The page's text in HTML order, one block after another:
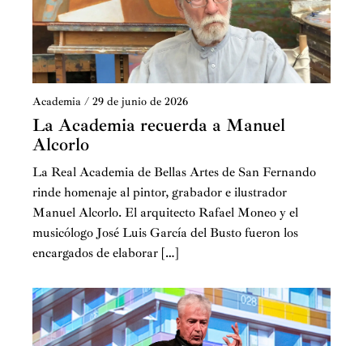
Academia / 29 de junio de 2026
La Academia recuerda a Manuel
Alcorlo
La Real Academia de Bellas Artes de San Fernando
rinde homenaje al pintor, grabador e ilustrador
Manuel Alcorlo. El arquitecto Rafael Moneo y el
musicólogo José Luis García del Busto fueron los
encargados de elaborar […]